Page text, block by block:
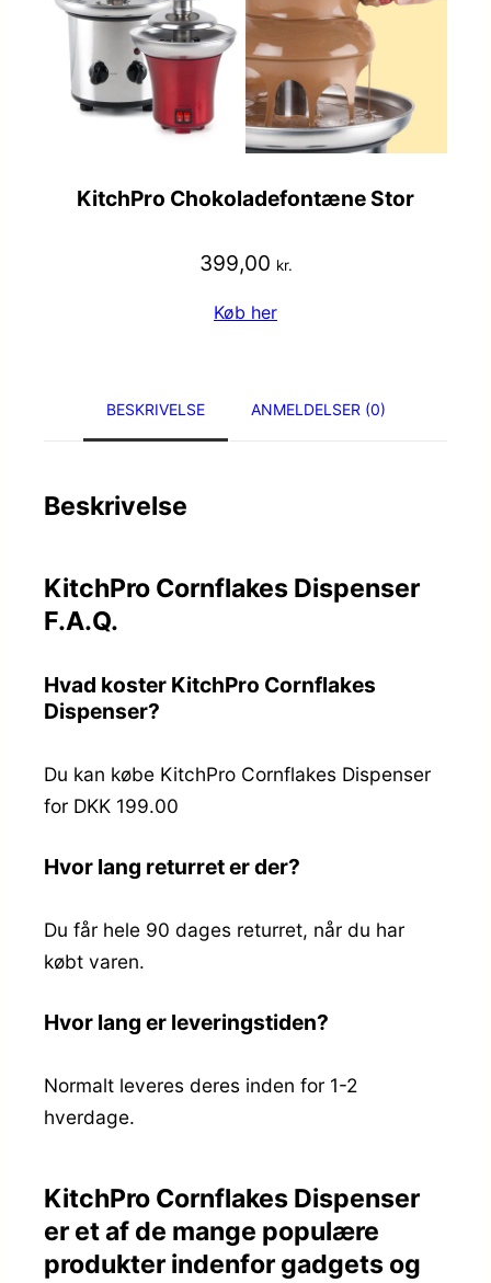
KitchPro Chokoladefontæne Stor
399,00 kr.
Køb her
BESKRIVELSE ANMELDELSER (0)
Beskrivelse
KitchPro Cornflakes Dispenser
F.A.Q.
Hvad koster KitchPro Cornflakes
Dispenser?
Du kan købe KitchPro Cornflakes Dispenser
for DKK 199.00
Hvor lang returret er der?
Du får hele 90 dages returret, når du har
købt varen.
Hvor lang er leveringstiden?
Normalt leveres deres inden for 1-2
hverdage.
KitchPro Cornflakes Dispenser
er et af de mange populære
produkter indenfor gadgets og